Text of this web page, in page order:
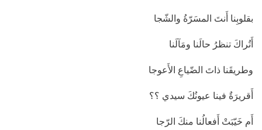
بقلوبِنا أَنتَ المسَرّةُ والشّجا
أَتُراكَ تنظرُ حالَنا ومَآلَنا
وطريقَنا ذاتَ الضّياعِ الأَعوجا
أَقريرَةٌ فينا عيونُكَ سيدي ؟؟
أَم خَيّبَتْ أَفعالُنا منكَ الرّجا